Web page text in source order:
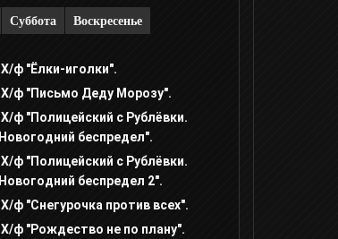
Суббота Воскресенье
Х/ф "Ёлки-иголки".
Х/ф "Письмо Деду Морозу".
Х/ф "Полицейский с Рублёвки.
Новогодний беспредел".
Х/ф "Полицейский с Рублёвки.
Новогодний беспредел 2".
Х/ф "Снегурочка против всех".
Х/ф "Рождество не по плану".